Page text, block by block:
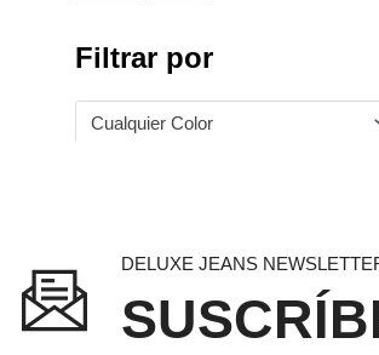
Filtrar por
Cualquier Color
DELUXE JEANS